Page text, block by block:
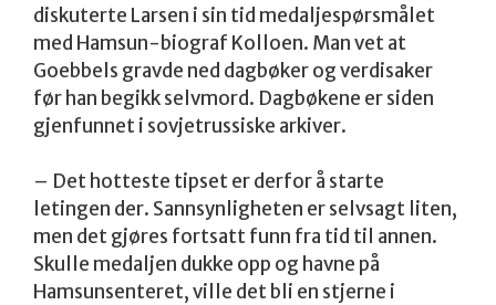
diskuterte Larsen i sin tid medaljespørsmålet
med Hamsun-biograf Kolloen. Man vet at
Goebbels gravde ned dagbøker og verdisaker
før han begikk selvmord. Dagbøkene er siden
gjenfunnet i sovjetrussiske arkiver.
– Det hotteste tipset er derfor å starte
letingen der. Sannsynligheten er selvsagt liten,
men det gjøres fortsatt funn fra tid til annen.
Skulle medaljen dukke opp og havne på
Hamsunsenteret, ville det bli en stjerne i